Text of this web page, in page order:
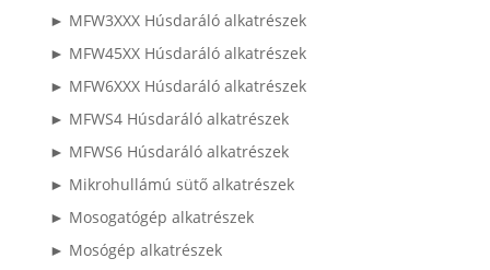
► MFW3XXX Húsdaráló alkatrészek
► MFW45XX Húsdaráló alkatrészek
► MFW6XXX Húsdaráló alkatrészek
► MFWS4 Húsdaráló alkatrészek
► MFWS6 Húsdaráló alkatrészek
► Mikrohullámú sütő alkatrészek
► Mosogatógép alkatrészek
► Mosógép alkatrészek